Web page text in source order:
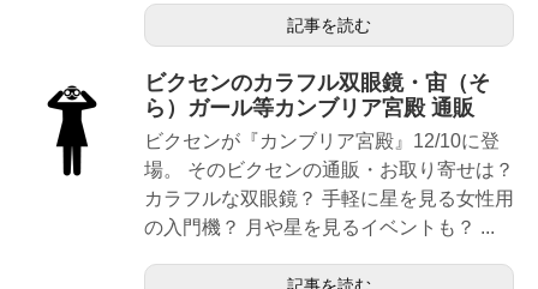
記事を読む
ビクセンのカラフル双眼鏡・宙（そ
ら）ガール等カンブリア宮殿 通販
ビクセンが『カンブリア宮殿』12/10に登
場。 そのビクセンの通販・お取り寄せは？
カラフルな双眼鏡？ 手軽に星を見る女性用
の入門機？ 月や星を見るイベントも？ ...